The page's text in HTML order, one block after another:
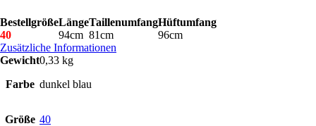
BestellgrößeLängeTaillenumfangHüftumfang
40
94cm 81cm
96cm
Zusätzliche Informationen
Gewicht0,33 kg
Farbe dunkel blau
Größe 40